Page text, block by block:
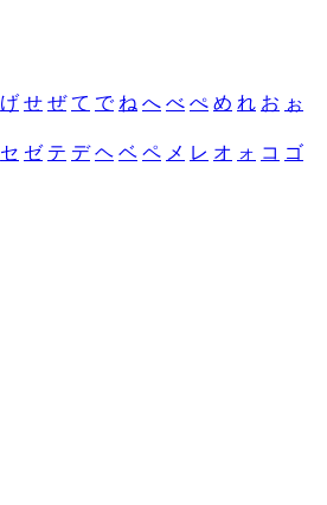
げ せ ぜ て で ね へ べ ぺ め れ お ぉ
セ ゼ テ デ ヘ ベ ペ メ レ オ ォ コ ゴ